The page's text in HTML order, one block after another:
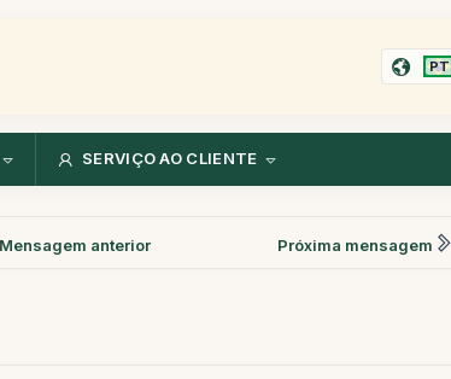
PT
SERVIÇO AO CLIENTE
Mensagem anterior Próxima mensagem